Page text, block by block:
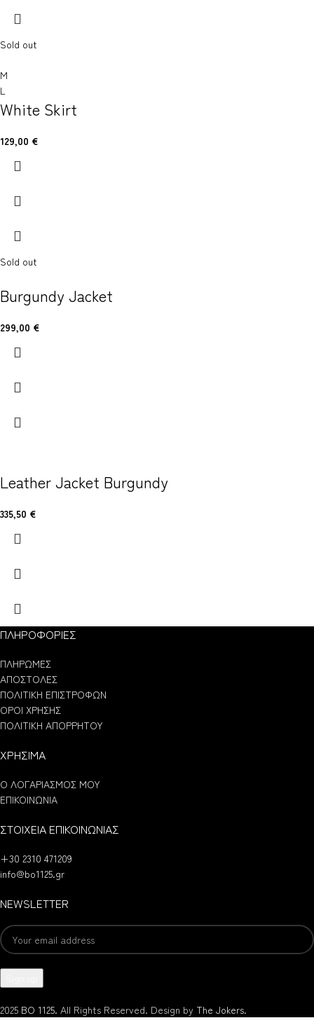
Sold out
M
L
White Skirt
129,00 €
Sold out
Burgundy Jacket
299,00 €
Leather Jacket Burgundy
335,50 €
ΠΛΗΡΟΦΟΡΙΕΣ
ΠΛΗΡΩΜΕΣ
ΑΠΟΣΤΟΛΕΣ
ΠΟΛΙΤΙΚΗ ΕΠΙΣΤΡΟΦΩΝ
ΟΡΟΙ ΧΡΗΣΗΣ
ΠΟΛΙΤΙΚΗ ΑΠΟΡΡΗΤΟΥ
ΧΡΗΣΙΜΑ
Ο ΛΟΓΑΡΙΑΣΜΟΣ ΜΟΥ
ΕΠΙΚΟΙΝΩΝΙΑ
ΣΤΟΙΧΕΙΑ ΕΠΙΚΟΙΝΩΝΙΑΣ
+30 2310 471209
info@bo1125.gr
NEWSLETTER
2025 BO 1125. All Rights Reserved. Design by The Jokers.